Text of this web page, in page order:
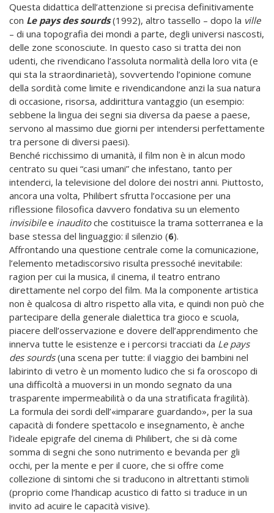
Questa didattica dell’attenzione si precisa definitivamente
con Le pays des sourds(1992), altro tassello – dopo la ville
– di una topografia dei mondi a parte, degli universi nascosti,
delle zone sconosciute. In questo caso si tratta dei non
udenti, che rivendicano l’assoluta normalità della loro vita (e
qui sta la straordinarietà), sovvertendo l’opinione comune
della sordità come limite e rivendicandone anzi la sua natura
di occasione, risorsa, addirittura vantaggio (un esempio:
sebbene la lingua dei segni sia diversa da paese a paese,
servono al massimo due giorni per intendersi perfettamente
tra persone di diversi paesi).
Benché ricchissimo di umanità, il film non è in alcun modo
centrato su quei “casi umani” che infestano, tanto per
intenderci, la televisione del dolore dei nostri anni. Piuttosto,
ancora una volta, Philibert sfrutta l’occasione per una
riflessione filosofica davvero fondativa su un elemento
invisibilee inauditoche costituisce la trama sotterranea e la
base stessa del linguaggio: il silenzio (6).
Affrontando una questione centrale come la comunicazione,
l’elemento metadiscorsivo risulta pressoché inevitabile:
ragion per cui la musica, il cinema, il teatro entrano
direttamente nel corpo del film. Ma la componente artistica
non è qualcosa di altro rispetto alla vita, e quindi non può che
partecipare della generale dialettica tra gioco e scuola,
piacere dell’osservazione e dovere dell’apprendimento che
innerva tutte le esistenze e i percorsi tracciati da Le pays
des sourds(una scena per tutte: il viaggio dei bambini nel
labirinto di vetro è un momento ludico che si fa oroscopo di
una difficoltà a muoversi in un mondo segnato da una
trasparente impermeabilità o da una stratificata fragilità).
La formula dei sordi dell’«imparare guardando», per la sua
capacità di fondere spettacolo e insegnamento, è anche
l’ideale epigrafe del cinema di Philibert, che si dà come
somma di segni che sono nutrimento e bevanda per gli
occhi, per la mente e per il cuore, che si offre come
collezione di sintomi che si traducono in altrettanti stimoli
(proprio come l’handicap acustico di fatto si traduce in un
invito ad acuire le capacità visive).